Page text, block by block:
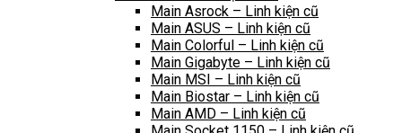
Main Asrock – Linh kiện cũ
Main ASUS – Linh kiện cũ
Main Colorful – Linh kiện cũ
Main Gigabyte – Linh kiện cũ
Main MSI – Linh kiện cũ
Main Biostar – Linh kiện cũ
Main AMD – Linh kiện cũ